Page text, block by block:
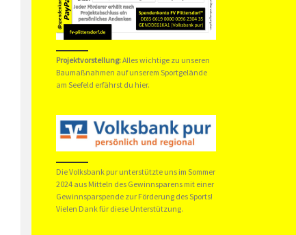
Projektvorstellung:Alles wichtige zu unseren
Baumaßnahmen auf unserem Sportgelände
am Seefeld erfährst du hier.
Die Volksbank pur unterstützte uns im Sommer
2024 aus Mitteln des Gewinnsparens mit einer
Gewinnsparspende zur Förderung des Sports!
Vielen Dank für diese Unterstützung.